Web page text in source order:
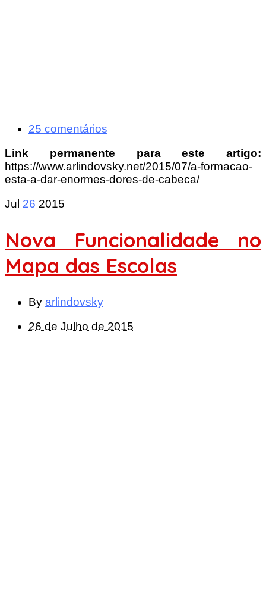
25 comentários
Link permanente para este artigo:
https://www.arlindovsky.net/2015/07/a-formacao-
esta-a-dar-enormes-dores-de-cabeca/
Jul 26 2015
Nova Funcionalidade no
Mapa das Escolas
By arlindovsky
26 de Julho de 2015